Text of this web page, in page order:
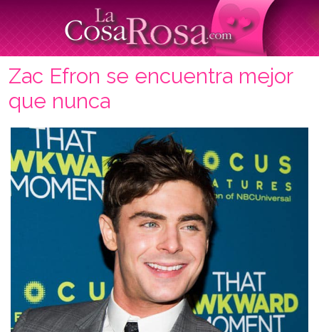
Zac Efron se encuentra mejor
que nunca